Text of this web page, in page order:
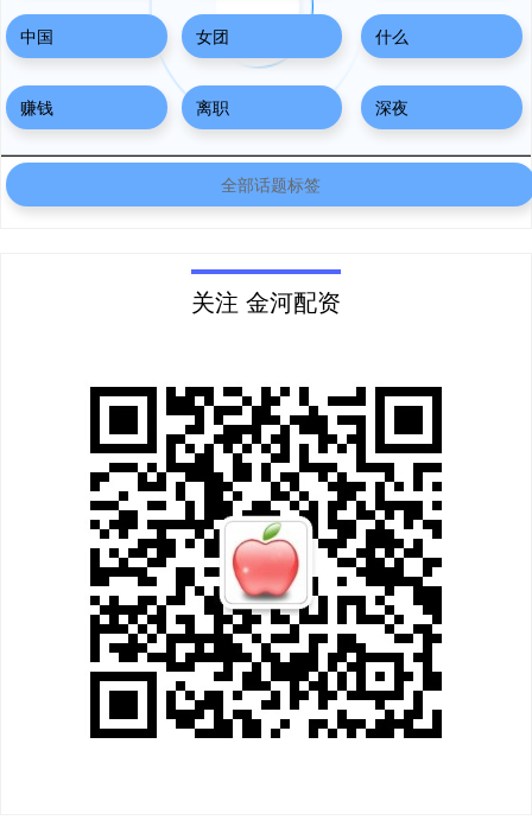
中国 女团 什么
赚钱 离职 深夜
全部话题标签
关注 金河配资